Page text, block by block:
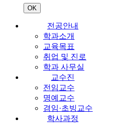
OK
전공안내
학과소개
교육목표
취업 및 진로
학과 사무실
교수진
전임교수
명예교수
겸임·초빙교수
학사과정